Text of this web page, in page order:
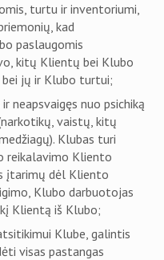
turtu ir inventoriumi,
kad
paslaugomis
kitų Klientų bei Klubo
jų ir Klubo turtui;
neapsvaigęs nuo psichiką
vaistų, kitų
Klubas turi
reikalavimo Kliento
įtarimų dėl Kliento
Klubo darbuotojas
Klientą iš Klubo;
Klube, galintis
visas pastangas